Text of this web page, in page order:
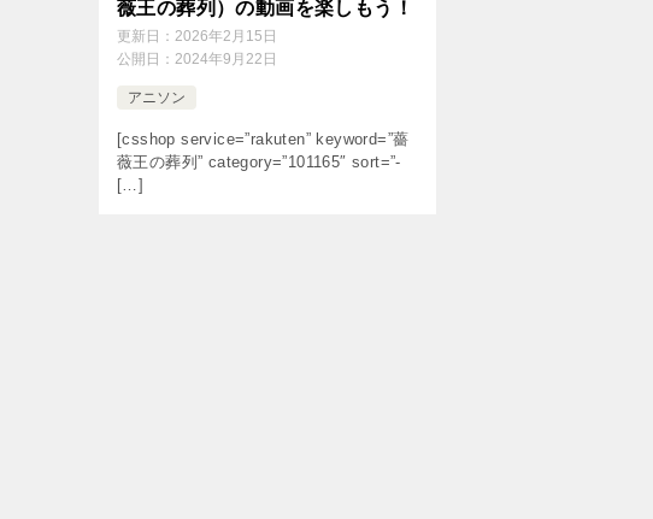
薇王の葬列）の動画を楽しもう！
更新日： 2026年2月15日
公開日： 2024年9月22日
アニソン
[csshop service=”rakuten” keyword=”薔
薇王の葬列” category=”101165″ sort=”-
[…]